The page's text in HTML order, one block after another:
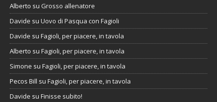
Alberto su Grosso allenatore
Davide su Uovo di Pasqua con Fagioli
Davide su Fagioli, per piacere, in tavola
Alberto su Fagioli, per piacere, in tavola
Simone su Fagioli, per piacere, in tavola
Pecos Bill su Fagioli, per piacere, in tavola
Davide su Finisse subito!